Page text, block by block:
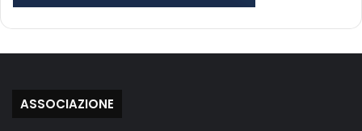
ASSOCIAZIONE